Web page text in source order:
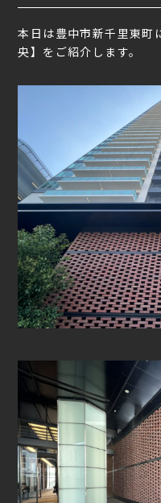
本日は豊中市新千里東町
央】をご紹介します。